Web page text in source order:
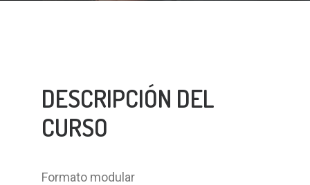
DESCRIPCIÓN DEL
CURSO
Formato modular